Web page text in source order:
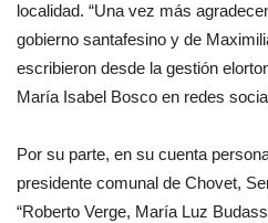
localidad. “Una vez más
gobierno santafesino y de
escribieron desde la gestión
María Isabel Bosco en redes
Por su parte, en su cuenta
presidente comunal de Chovet,
“Roberto Verge, María Luz